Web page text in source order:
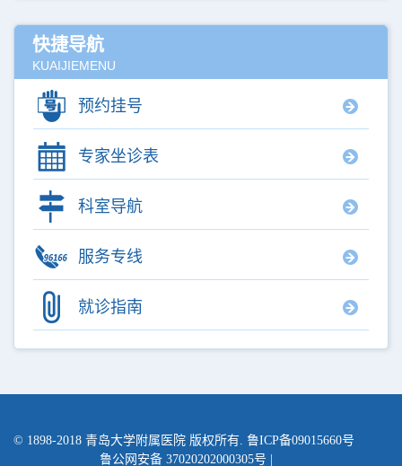
快捷导航
KUAIJIEMENU
预约挂号
专家坐诊表
科室导航
服务专线
就诊指南
© 1898-2018 青岛大学附属医院 版权所有. 鲁ICP备09015660号
鲁公网安备 37020202000305号